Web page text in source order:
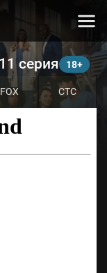
серия
FOX СТС